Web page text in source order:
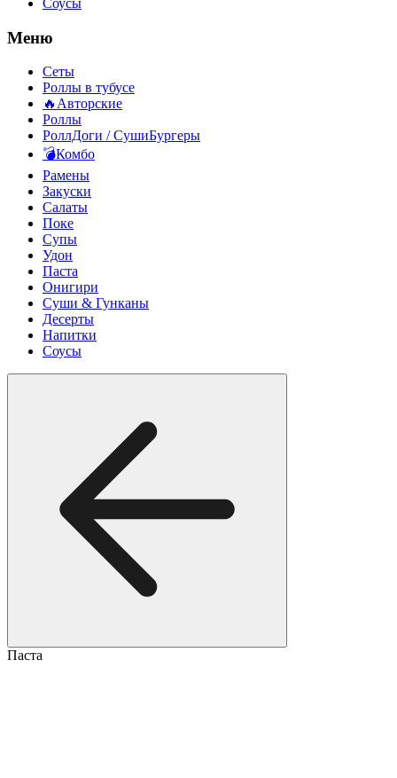
Соусы
Меню
Сеты
Роллы в тубусе
🔥Авторские
Роллы
РоллДоги / СушиБургеры
💣Комбо
Рамены
Закуски
Салаты
Поке
Супы
Удон
Паста
Онигири
Суши & Гунканы
Десерты
Напитки
Соусы
Паста